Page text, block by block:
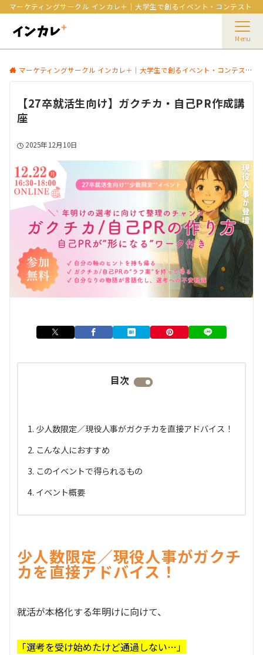
マーケティングサークル インカレ＋｜大学生で創るイベント・コンテスト
Menu
マーケティングサークル インカレ＋｜大学生で創るイベント・コンテスト
【27卒就活生向け】ガクチカ・自己PR作成講
座
2025年12月10日
目次
少人数限定／現役人事がガクチカを直接アドバイス！
こんな人におすすめ
このイベントで得られるもの
イベント概要
少人数限定／現役人事がガクチ
カを直接アドバイス！
就活が本格化する年明けに向けて、
「選考を受け始めたけど通過しない…」